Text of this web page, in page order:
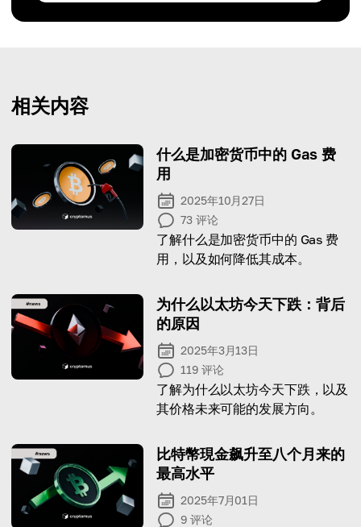
相关内容
什么是加密货币中的 Gas 费
用
2025年10月27日
73 评论
了解什么是加密货币中的 Gas 费
用，以及如何降低其成本。
为什么以太坊今天下跌：背后
的原因
2025年3月13日
119 评论
了解为什么以太坊今天下跌，以及
其价格未来可能的发展方向。
比特幣現金飙升至八个月来的
最高水平
2025年7月01日
9 评论